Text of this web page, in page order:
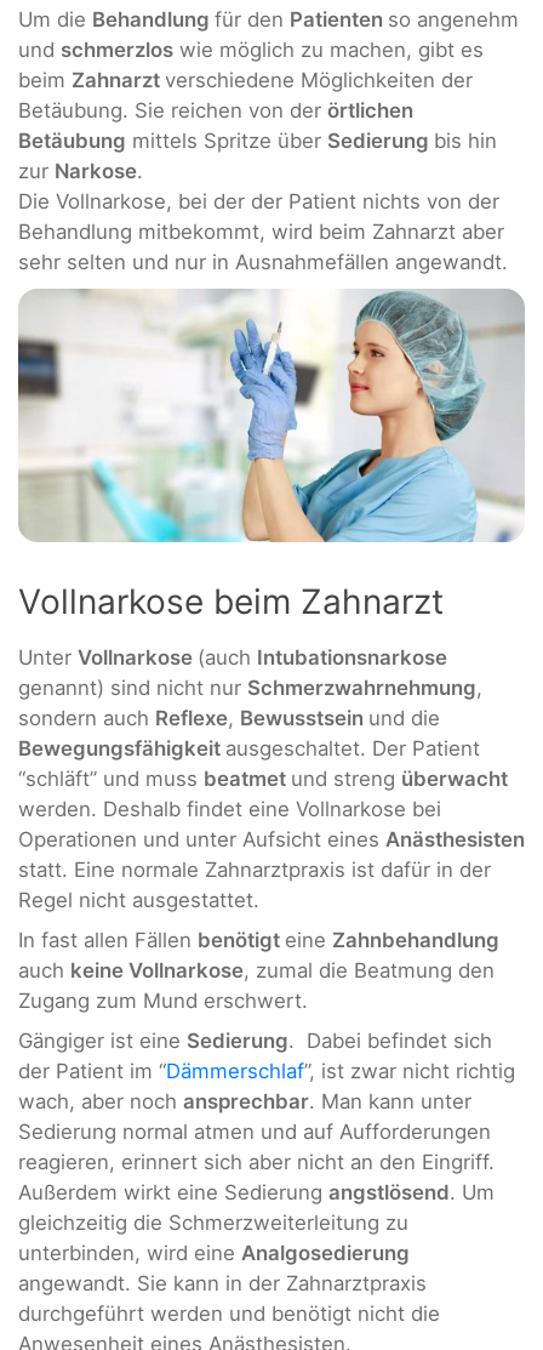
Um die Behandlung für den Patienten so angenehm
und schmerzlos wie möglich zu machen, gibt es
beim Zahnarzt verschiedene Möglichkeiten der
Betäubung. Sie reichen von der örtlichen
Betäubung mittels Spritze über Sedierung bis hin
zur Narkose.
Die Vollnarkose, bei der der Patient nichts von der
Behandlung mitbekommt, wird beim Zahnarzt aber
sehr selten und nur in Ausnahmefällen angewandt.
Vollnarkose beim Zahnarzt
Unter Vollnarkose (auch Intubationsnarkose
genannt) sind nicht nur Schmerzwahrnehmung,
sondern auch Reflexe, Bewusstsein und die
Bewegungsfähigkeit ausgeschaltet. Der Patient
“schläft” und muss beatmet und streng überwacht
werden. Deshalb findet eine Vollnarkose bei
Operationen und unter Aufsicht eines Anästhesisten
statt. Eine normale Zahnarztpraxis ist dafür in der
Regel nicht ausgestattet.
In fast allen Fällen benötigt eine Zahnbehandlung
auch keine Vollnarkose, zumal die Beatmung den
Zugang zum Mund erschwert.
Gängiger ist eine Sedierung. Dabei befindet sich
der Patient im “Dämmerschlaf”, ist zwar nicht richtig
wach, aber noch ansprechbar. Man kann unter
Sedierung normal atmen und auf Aufforderungen
reagieren, erinnert sich aber nicht an den Eingriff.
Außerdem wirkt eine Sedierung angstlösend. Um
gleichzeitig die Schmerzweiterleitung zu
unterbinden, wird eine Analgosedierung
angewandt. Sie kann in der Zahnarztpraxis
durchgeführt werden und benötigt nicht die
Anwesenheit eines Anästhesisten.